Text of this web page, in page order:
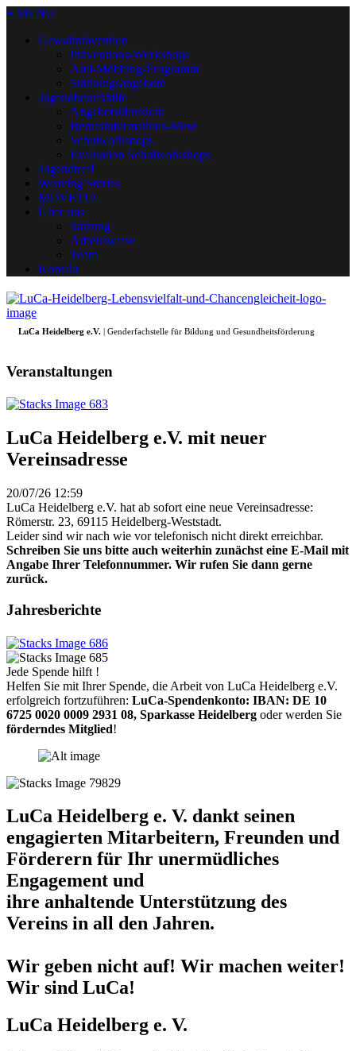
+ MENU
Gewaltprävention
Präventions-Workshops
Anti-Mobbing-Programm
Stärkungsangebote
Jugendberufshilfe
Angebotsübersicht
Berufsinformations-börse
Schulworkshops
Evaluation Schulworkshops
Jugendtreff
Weaving Stories
MOVETIA
Über uns
Satzung
Arbeitsweise
Team
Kontakt
LuCa Heidelberg e.V. | Genderfachstelle für Bildung und Gesundheitsförderung
Veranstaltungen
LuCa Heidelberg e.V. mit neuer
Vereinsadresse
20/07/26 12:59
LuCa Heidelberg e.V. hat ab sofort eine neue Vereinsadresse:
Römerstr. 23, 69115 Heidelberg-Weststadt.
Leider sind wir nach wie vor telefonisch nicht direkt erreichbar.
Schreiben Sie uns bitte auch weiterhin zunächst eine E-Mail mit
Angabe Ihrer Telefonnummer. Wir rufen Sie dann gerne
zurück.
Jahresberichte
Jede Spende hilft !
Helfen Sie mit Ihrer Spende, die Arbeit von LuCa Heidelberg e.V.
erfolgreich fortzuführen: LuCa-Spendenkonto: IBAN: DE 10
6725 0020 0009 2931 08, Sparkasse Heidelberg oder werden Sie
förderndes Mitglied!
LuCa Heidelberg e. V. dankt seinen
engagierten Mitarbeitern, Freunden und
Förderern für Ihr unermüdliches
Engagement und
ihre anhaltende Unterstützung des
Vereins in all den Jahren.
Wir geben nicht auf! Wir machen weiter!
Wir sind LuCa!
LuCa Heidelberg e. V.